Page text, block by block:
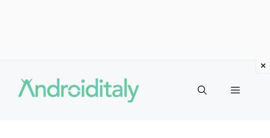
contenuto
MENU